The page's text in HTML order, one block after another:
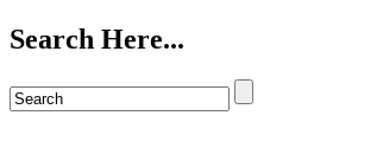
Search Here...